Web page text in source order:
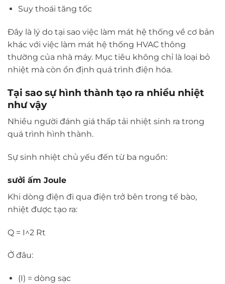
Suy thoái tăng tốc
Đây là lý do tại sao việc làm mát hệ thống về cơ bản
khác với việc làm mát hệ thống HVAC thông
thường của nhà máy. Mục tiêu không chỉ là loại bỏ
nhiệt mà còn ổn định quá trình điện hóa.
Tại sao sự hình thành tạo ra nhiều nhiệt
như vậy
Nhiều người đánh giá thấp tải nhiệt sinh ra trong
quá trình hình thành.
Sự sinh nhiệt chủ yếu đến từ ba nguồn:
sưởi ấm Joule
Khi dòng điện đi qua điện trở bên trong tế bào,
nhiệt được tạo ra:
Q = I^2 Rt
Ở đâu:
(I) = dòng sạc